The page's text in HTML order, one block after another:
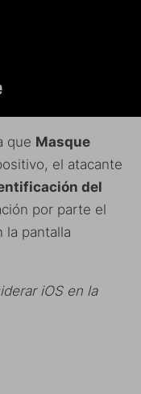
que Masque
el atacante
del
por parte el
la pantalla
iOS en la